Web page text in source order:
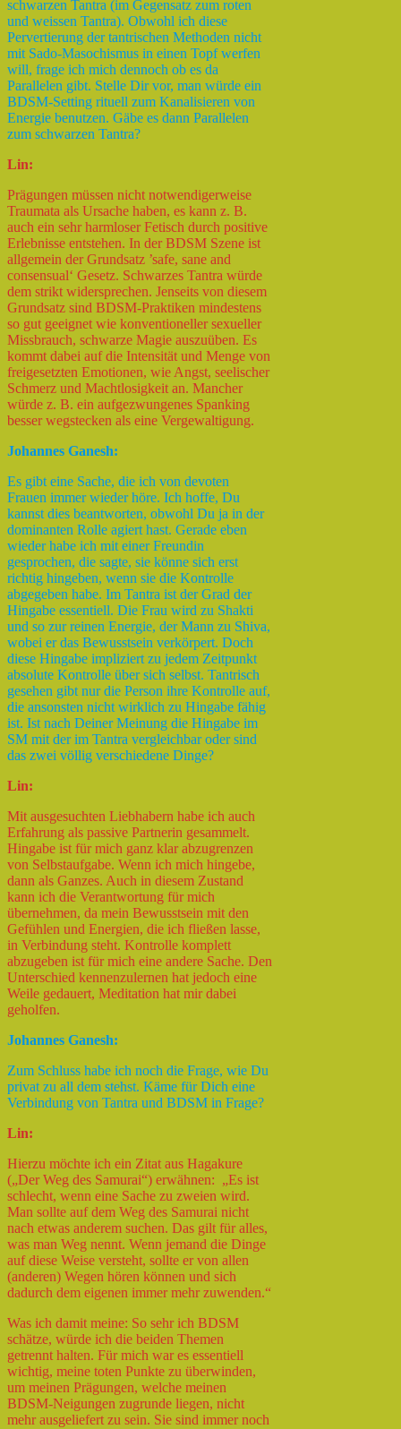
schwarzen Tantra (im Gegensatz zum roten
und weissen Tantra). Obwohl ich diese
Pervertierung der tantrischen Methoden nicht
mit Sado-Masochismus in einen Topf werfen
will, frage ich mich dennoch ob es da
Parallelen gibt. Stelle Dir vor, man würde ein
BDSM-Setting rituell zum Kanalisieren von
Energie benutzen. Gäbe es dann Parallelen
zum schwarzen Tantra?
Lin:
Prägungen müssen nicht notwendigerweise
Traumata als Ursache haben, es kann z. B.
auch ein sehr harmloser Fetisch durch positive
Erlebnisse entstehen. In der BDSM Szene ist
allgemein der Grundsatz ’safe, sane and
consensual‘ Gesetz. Schwarzes Tantra würde
dem strikt widersprechen. Jenseits von diesem
Grundsatz sind BDSM-Praktiken mindestens
so gut geeignet wie konventioneller sexueller
Missbrauch, schwarze Magie auszuüben. Es
kommt dabei auf die Intensität und Menge von
freigesetzten Emotionen, wie Angst, seelischer
Schmerz und Machtlosigkeit an. Mancher
würde z. B. ein aufgezwungenes Spanking
besser wegstecken als eine Vergewaltigung.
Johannes Ganesh:
Es gibt eine Sache, die ich von devoten
Frauen immer wieder höre. Ich hoffe, Du
kannst dies beantworten, obwohl Du ja in der
dominanten Rolle agiert hast. Gerade eben
wieder habe ich mit einer Freundin
gesprochen, die sagte, sie könne sich erst
richtig hingeben, wenn sie die Kontrolle
abgegeben habe. Im Tantra ist der Grad der
Hingabe essentiell. Die Frau wird zu Shakti
und so zur reinen Energie, der Mann zu Shiva,
wobei er das Bewusstsein verkörpert. Doch
diese Hingabe impliziert zu jedem Zeitpunkt
absolute Kontrolle über sich selbst. Tantrisch
gesehen gibt nur die Person ihre Kontrolle auf,
die ansonsten nicht wirklich zu Hingabe fähig
ist. Ist nach Deiner Meinung die Hingabe im
SM mit der im Tantra vergleichbar oder sind
das zwei völlig verschiedene Dinge?
Lin:
Mit ausgesuchten Liebhabern habe ich auch
Erfahrung als passive Partnerin gesammelt.
Hingabe ist für mich ganz klar abzugrenzen
von Selbstaufgabe. Wenn ich mich hingebe,
dann als Ganzes. Auch in diesem Zustand
kann ich die Verantwortung für mich
übernehmen, da mein Bewusstsein mit den
Gefühlen und Energien, die ich fließen lasse,
in Verbindung steht. Kontrolle komplett
abzugeben ist für mich eine andere Sache. Den
Unterschied kennenzulernen hat jedoch eine
Weile gedauert, Meditation hat mir dabei
geholfen.
Johannes Ganesh:
Zum Schluss habe ich noch die Frage, wie Du
privat zu all dem stehst. Käme für Dich eine
Verbindung von Tantra und BDSM in Frage?
Lin:
Hierzu möchte ich ein Zitat aus Hagakure
(„Der Weg des Samurai“) erwähnen: „Es ist
schlecht, wenn eine Sache zu zweien wird.
Man sollte auf dem Weg des Samurai nicht
nach etwas anderem suchen. Das gilt für alles,
was man Weg nennt. Wenn jemand die Dinge
auf diese Weise versteht, sollte er von allen
(anderen) Wegen hören können und sich
dadurch dem eigenen immer mehr zuwenden.“
Was ich damit meine: So sehr ich BDSM
schätze, würde ich die beiden Themen
getrennt halten. Für mich war es essentiell
wichtig, meine toten Punkte zu überwinden,
um meinen Prägungen, welche meinen
BDSM-Neigungen zugrunde liegen, nicht
mehr ausgeliefert zu sein. Sie sind immer noch